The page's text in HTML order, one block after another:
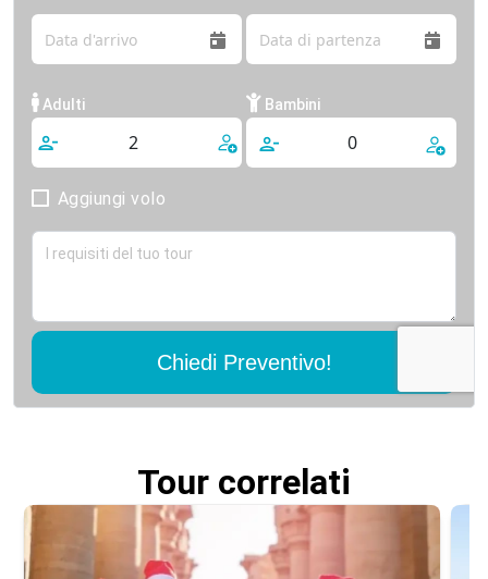
Adulti Bambini
Aggiungi volo
Chiedi Preventivo!
Tour correlati